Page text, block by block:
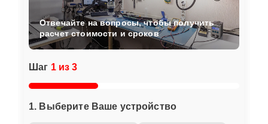
Шаг 1 из 3
1. Выберите Ваше устройство
Отвечайте на вопросы, чтобы получить
расчет стоимости и сроков